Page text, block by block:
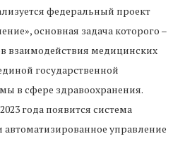
федеральный проект
основная задача которого –
взаимодействия медицинских
государственной
в сфере здравоохранения.
года появится система
управление